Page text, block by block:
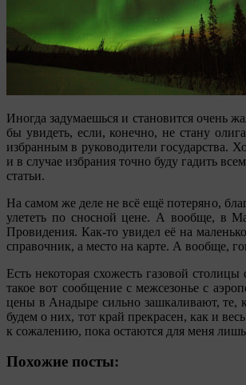
Иногда задумаешься и становится очень
бы увидеть, если, конечно, не стану
избранным в руководители государства.
и в случае избрания точно буду гадить
статьи.
На самом же деле не всё ещё потеряно,
улететь по сносной цене. А вообще, в
Провидения. Как-то увидел её на
справочник, а место на карте. А вообще,
Есть некоторая схожесть газовой
такое вот сообщение с межсезонье с
цены в Анадыре сильно зашкаливают, те,
будем о них, тот край прекрасен, как и
к сожалению, пока остаются для меня
Похожие посты: